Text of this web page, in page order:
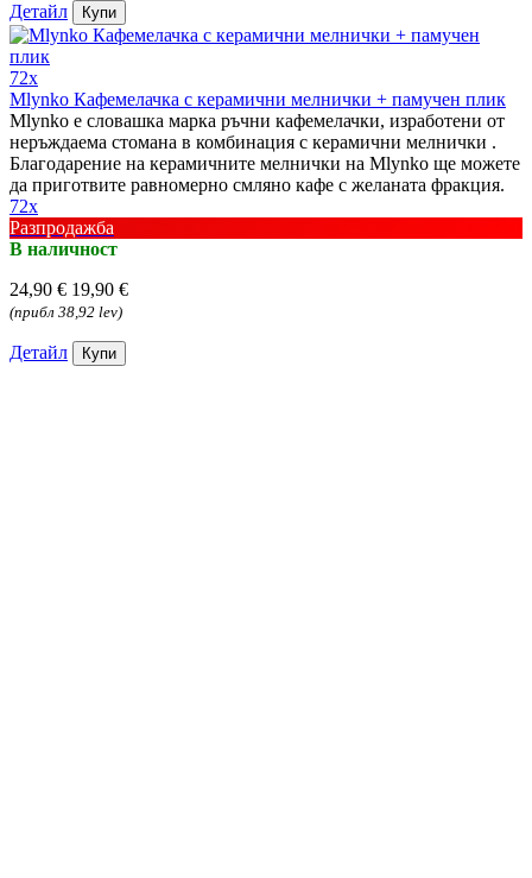
Детайл Купи
72x
Mlynko Кафемелачка с керамични мелнички + памучен плик
Mlynko е словашка марка ръчни кафемелачки, изработени от
неръждаема стомана в комбинация с керамични мелнички .
Благодарение на керамичните мелнички на Mlynko ще можете
да приготвите равномерно смляно кафе с желаната фракция.
72x
Разпродажба
В наличност
24,90 € 19,90 €
(прибл 38,92 lev)
Детайл Купи